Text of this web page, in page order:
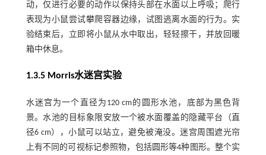
动，仅进行必要的动作以保持头部在水面以上呼吸；爬行
表现为小鼠尝试攀爬容器边缘，试图逃离水面的行为。实
验结束后，立即将小鼠从水中取出，轻轻擦干，并放回暖
箱中休息。
1.3.5 Morris水迷宫实验
水迷宫为一个直径为120 cm的圆形水池，底部为黑色背
景。水池的目标象限安放一个被水面覆盖的隐藏平台（直
径6 cm），小鼠可以站立，避免被淹没。迷宫周围遮光帘
上有不同的可视标记参照物，包括圆形等4种图形。整个实